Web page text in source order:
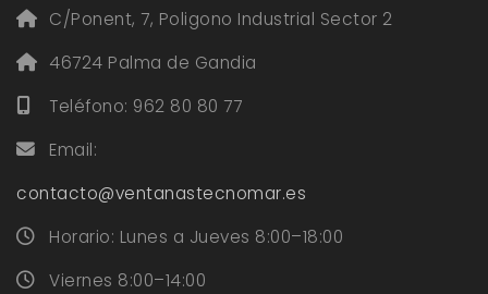
C/Ponent, 7, Poligono Industrial Sector 2
46724 Palma de Gandia
Teléfono: 962 80 80 77
Email:
contacto@ventanastecnomar.es
Horario: Lunes a Jueves 8:00–18:00
Viernes 8:00–14:00